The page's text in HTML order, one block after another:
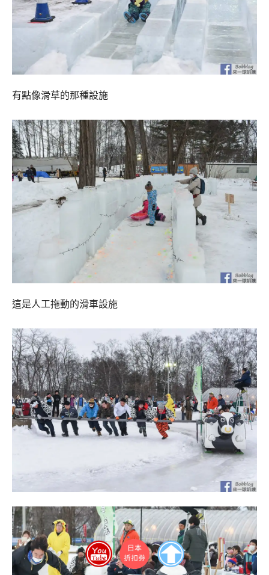
有點像滑草的那種設施
這是人工拖動的滑車設施